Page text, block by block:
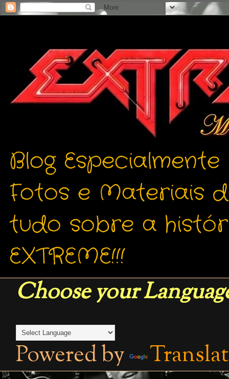
Blog
Fotos e Materiais
tudo sobre a
EXTREME!!!
Choose your
Powered by